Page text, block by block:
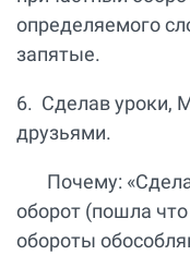
определяемого
запятые.
6. Сделав уроки,
друзьями.
Почему:
оборот (пошла
обороты